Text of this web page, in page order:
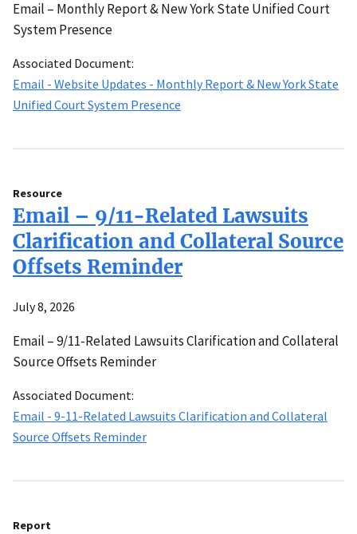
Email – Monthly Report & New York State Unified Court
System Presence
Associated Document:
Email - Website Updates - Monthly Report & New York State
Unified Court System Presence
Resource
Email – 9/11-Related Lawsuits
Clarification and Collateral Source
Offsets Reminder
July 8, 2026
Email – 9/11-Related Lawsuits Clarification and Collateral
Source Offsets Reminder
Associated Document:
Email - 9-11-Related Lawsuits Clarification and Collateral
Source Offsets Reminder
Report